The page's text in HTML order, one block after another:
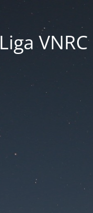
Liga VNRC